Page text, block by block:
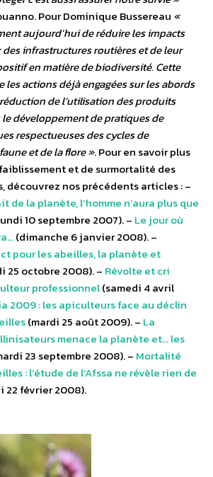
Pour Dominique Bussereau «
aujourd’hui de réduire les impacts
infrastructures routières et de leur
en matière de biodiversité. Cette
les actions déjà engagées sur les abords
de l’utilisation des produits
développement de pratiques de
respectueuses des cycles de
et de la flore ». Pour en savoir plus
et de surmortalité des
découvrez nos précédents articles : –
de la planète, l’homme n’aura plus que
10 septembre 2007). – Le jour où
(dimanche 6 janvier 2008). –
pour les abeilles, la planète et
25 octobre 2008). – Révolte et cri
professionnel(samedi 4 avril
2009 : les apiculteurs face au déclin
(mardi 25 août 2009). – La
menace la planète et… les
23 septembre 2008). – Mortalité
: l’étude de l’Afssa ne révèle rien de
22 février 2008).